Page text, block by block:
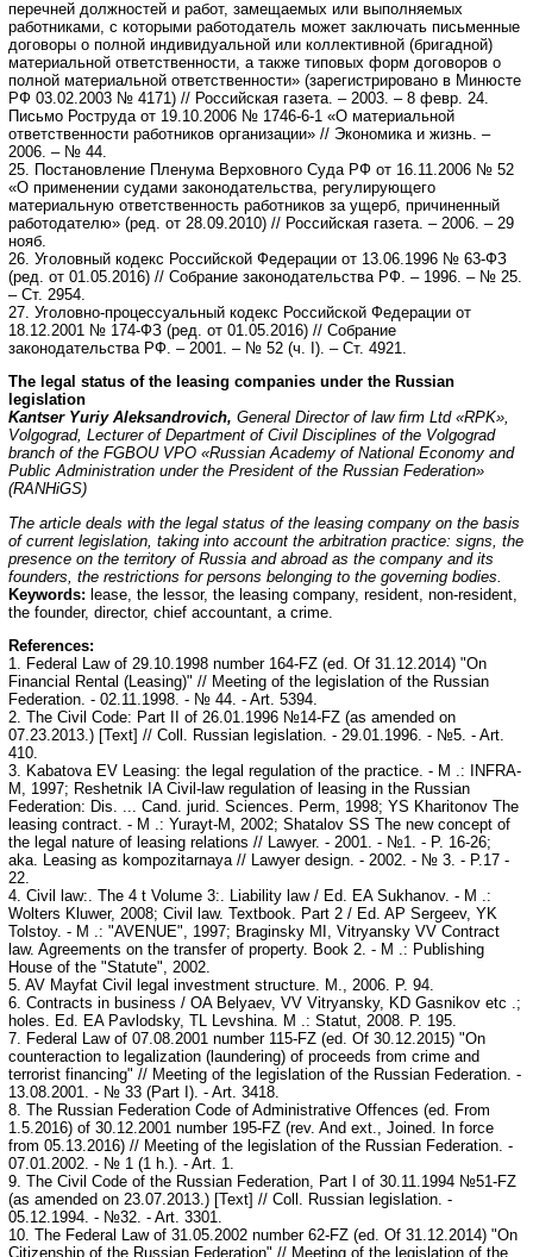
перечней должностей и работ, замещаемых или выполняемых
работниками, с которыми работодатель может заключать письменные
договоры о полной индивидуальной или коллективной (бригадной)
материальной ответственности, а также типовых форм договоров о
полной материальной ответственности» (зарегистрировано в Минюсте
РФ 03.02.2003 № 4171) // Российская газета. – 2003. – 8 февр. 24.
Письмо Роструда от 19.10.2006 № 1746-6-1 «О материальной
ответственности работников организации» // Экономика и жизнь. –
2006. – № 44.
25. Постановление Пленума Верховного Суда РФ от 16.11.2006 № 52
«О применении судами законодательства, регулирующего
материальную ответственность работников за ущерб, причиненный
работодателю» (ред. от 28.09.2010) // Российская газета. – 2006. – 29
нояб.
26. Уголовный кодекс Российской Федерации от 13.06.1996 № 63-ФЗ
(ред. от 01.05.2016) // Собрание законодательства РФ. – 1996. – № 25.
– Ст. 2954.
27. Уголовно-процессуальный кодекс Российской Федерации от
18.12.2001 № 174-ФЗ (ред. от 01.05.2016) // Собрание
законодательства РФ. – 2001. – № 52 (ч. I). – Ст. 4921.
The legal status of the leasing companies under the Russian
legislation
Kantser Yuriy Aleksandrovich, General Director of law ﬁrm Ltd «RPK»,
Volgograd, Lecturer of Department of Civil Disciplines of the Volgograd
branch of the FGBOU VPO «Russian Academy of National Economy and
Public Administration under the President of the Russian Federation»
(RANHiGS)
The article deals with the legal status of the leasing company on the basis
of current legislation, taking into account the arbitration practice: signs, the
presence on the territory of Russia and abroad as the company and its
founders, the restrictions for persons belonging to the governing bodies.
Keywords: lease, the lessor, the leasing company, resident, non-resident,
the founder, director, chief accountant, a crime.
References:
1. Federal Law of 29.10.1998 number 164-FZ (ed. Of 31.12.2014) "On
Financial Rental (Leasing)" // Meeting of the legislation of the Russian
Federation. - 02.11.1998. - № 44. - Art. 5394.
2. The Civil Code: Part II of 26.01.1996 №14-FZ (as amended on
07.23.2013.) [Text] // Coll. Russian legislation. - 29.01.1996. - №5. - Art.
410.
3. Kabatova EV Leasing: the legal regulation of the practice. - M .: INFRA-
M, 1997; Reshetnik IA Civil-law regulation of leasing in the Russian
Federation: Dis. ... Cand. jurid. Sciences. Perm, 1998; YS Kharitonov The
leasing contract. - M .: Yurayt-M, 2002; Shatalov SS The new concept of
the legal nature of leasing relations // Lawyer. - 2001. - №1. - P. 16-26;
aka. Leasing as kompozitarnaya // Lawyer design. - 2002. - № 3. - P.17 -
22.
4. Civil law:. The 4 t Volume 3:. Liability law / Ed. EA Sukhanov. - M .:
Wolters Kluwer, 2008; Civil law. Textbook. Part 2 / Ed. AP Sergeev, YK
Tolstoy. - M .: "AVENUE", 1997; Braginsky MI, Vitryansky VV Contract
law. Agreements on the transfer of property. Book 2. - M .: Publishing
House of the "Statute", 2002.
5. AV Mayfat Civil legal investment structure. M., 2006. P. 94.
6. Contracts in business / OA Belyaev, VV Vitryansky, KD Gasnikov etc .;
holes. Ed. EA Pavlodsky, TL Levshina. M .: Statut, 2008. P. 195.
7. Federal Law of 07.08.2001 number 115-FZ (ed. Of 30.12.2015) "On
counteraction to legalization (laundering) of proceeds from crime and
terrorist financing" // Meeting of the legislation of the Russian Federation. -
13.08.2001. - № 33 (Part I). - Art. 3418.
8. The Russian Federation Code of Administrative Offences (ed. From
1.5.2016) of 30.12.2001 number 195-FZ (rev. And ext., Joined. In force
from 05.13.2016) // Meeting of the legislation of the Russian Federation. -
07.01.2002. - № 1 (1 h.). - Art. 1.
9. The Civil Code of the Russian Federation, Part I of 30.11.1994 №51-FZ
(as amended on 23.07.2013.) [Text] // Coll. Russian legislation. -
05.12.1994. - №32. - Art. 3301.
10. The Federal Law of 31.05.2002 number 62-FZ (ed. Of 31.12.2014) "On
Citizenship of the Russian Federation" // Meeting of the legislation of the